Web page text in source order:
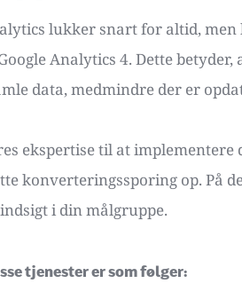
lukker snart for altid, men
Analytics 4. Dette
data, medmindre der er
ekspertise til at implementere
konverteringssporing op. På
i din målgruppe.
tjenester er som følger: